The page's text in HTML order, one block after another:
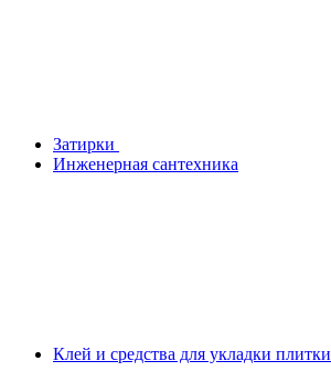
Затирки
Инженерная сантехника
Клей и средства для укладки плитки